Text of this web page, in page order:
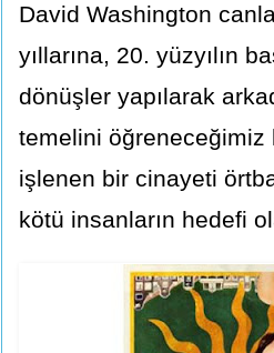
David Washington
yıllarına, 20. yüzyılın
dönüşler yapılarak
temelini öğreneceğimiz
işlenen bir cinayeti
kötü insanların hedefi